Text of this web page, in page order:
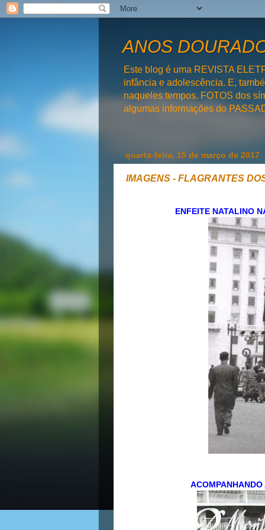
ANOS
Este blog é uma REVISTA
infância e adolescência. E,
naqueles tempos. FOTOS dos
algumas informações do
quarta-feira, 15 de março de 2017
IMAGENS - FLAGRANTES
ENFEITE NATALINO